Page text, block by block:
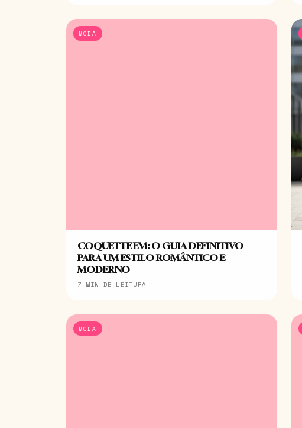
MODA
COQUETTE EM: O GUIA DEFINITIVO
PARA UM ESTILO ROMÂNTICO E
MODERNO
7 MIN DE LEITURA
MODA